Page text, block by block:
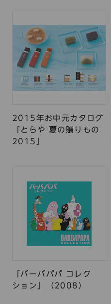
2015年お中元カタログ
「とらや 夏の贈りもの
2015」
「バーバパパ コレク
ション」（2008）